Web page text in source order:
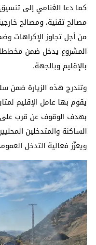
كما دعا الغنامي إلى
مصالح تقنية، ومصالح
من أجل تجاوز الإكراهات
المشروع يدخل ضمن مخططات
بالإقليم وبالجهة.
وتندرج هذه الزيارة ضمن
يقوم بها عامل الإقليم
بهدف الوقوف عن قرب على
الساكنة والمتدخلين
ويعزّز فعالية التدخل